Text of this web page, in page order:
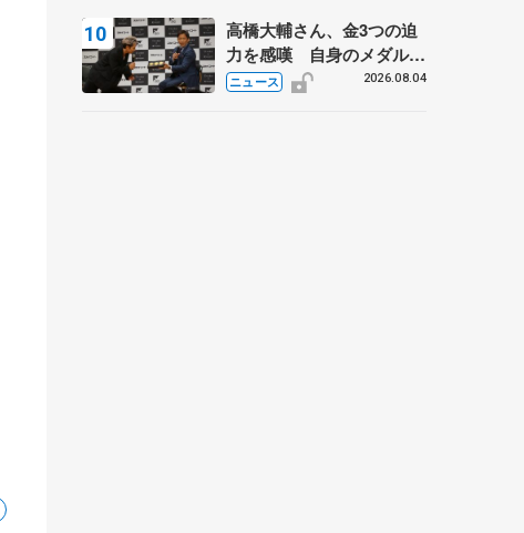
高橋大輔さん、金3つの迫
力を感嘆 自身のメダルは
「どちらに？」 〝リス兄
ニュース 2026.08.04